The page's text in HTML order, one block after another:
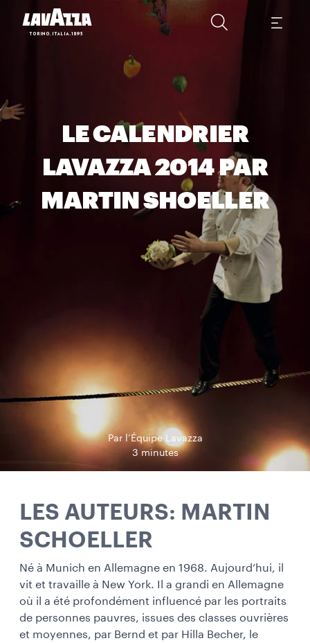
LE CALENDRIER
LAVAZZA 2014 PAR
MARTIN SHOELLER
Par l’Équipe Lavazza
3 minutes
LES AUTEURS: MARTIN
SCHOELLER
Né à Munich en Allemagne en 1968. Aujourd’hui, il
vit et travaille à New York. Il a grandi en Allemagne
où il a été profondément influencé par les portraits
de personnes pauvres, issues des classes ouvrières
et moyennes, par Bernd et par Hilla Becher, le